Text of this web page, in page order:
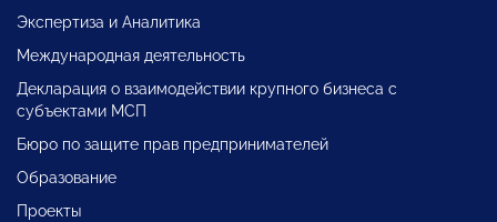
Экспертиза и Аналитика
Международная деятельность
Декларация о взаимодействии крупного бизнеса с
субъектами МСП
Бюро по защите прав предпринимателей
Образование
Проекты